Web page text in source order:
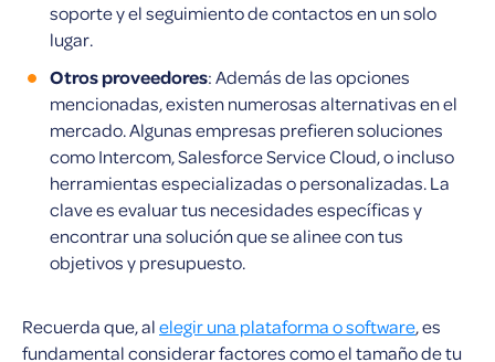
soporte y el seguimiento de contactos en un solo
lugar.
Otros proveedores: Además de las opciones
mencionadas, existen numerosas alternativas en el
mercado. Algunas empresas prefieren soluciones
como Intercom, Salesforce Service Cloud, o incluso
herramientas especializadas o personalizadas. La
clave es evaluar tus necesidades específicas y
encontrar una solución que se alinee con tus
objetivos y presupuesto.
Recuerda que, alelegir una plataforma o software, es
fundamental considerar factores como el tamaño de tu